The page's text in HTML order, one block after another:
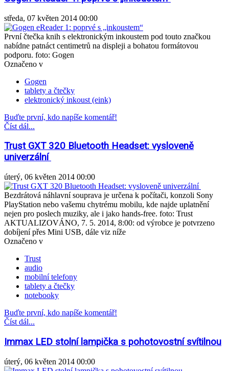
středa, 07 květen 2014 00:00
První čtečka knih s elektronickým inkoustem pod touto značkou
nabídne patnáct centimetrů na displeji a bohatou formátovou
podporu. foto: Gogen
Označeno v
Gogen
tablety a čtečky
elektronický inkoust (eink)
Buďte první, kdo napíše komentář!
Číst dál...
Trust GXT 320 Bluetooth Headset: vysloveně
univerzální
úterý, 06 květen 2014 00:00
Bezdrátová náhlavní souprava je určena k počítači, konzoli Sony
PlayStation nebo vašemu chytrému mobilu, kde najde uplatnění
nejen pro poslech muziky, ale i jako hands-free. foto: Trust
AKTUALIZOVÁNO, 7. 5. 2014, 8:00: od výrobce je potvrzeno
dobíjení přes Mini USB, dále viz níže
Označeno v
Trust
audio
mobilní telefony
tablety a čtečky
notebooky
Buďte první, kdo napíše komentář!
Číst dál...
Immax LED stolní lampička s pohotovostní svítilnou
úterý, 06 květen 2014 00:00